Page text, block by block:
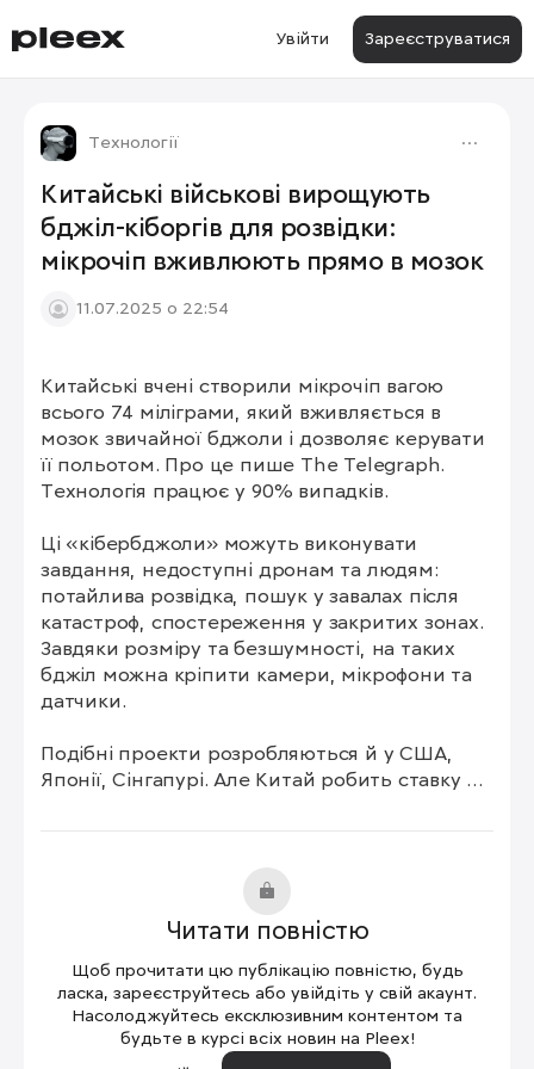
Увійти Зареєструватися
Технології
Китайські військові вирощують
бджіл-кіборгів для розвідки:
мікрочіп вживлюють прямо в мозок
11.07.2025 о 22:54
Китайські вчені створили мікрочіп вагою
всього 74 міліграми, який вживляється в
мозок звичайної бджоли і дозволяє керувати
її польотом. Про це пише The Telegraph.
Технологія працює у 90% випадків.
Ці «кібербджоли» можуть виконувати
завдання, недоступні дронам та людям:
потайлива розвідка, пошук у завалах після
катастроф, спостереження у закритих зонах.
Завдяки розміру та безшумності, на таких
бджіл можна кріпити камери, мікрофони та
датчики.
Подібні проекти розробляються й у США,
Японії, Сінгапурі. Але Китай робить ставку
Читати повністю
Щоб прочитати цю публікацію повністю, будь
ласка, зареєструйтесь або увійдіть у свій акаунт.
Насолоджуйтесь ексклюзивним контентом та
будьте в курсі всіх новин на Pleex!